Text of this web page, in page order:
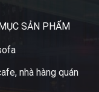
SẢN PHẨM
nhà hàng quán